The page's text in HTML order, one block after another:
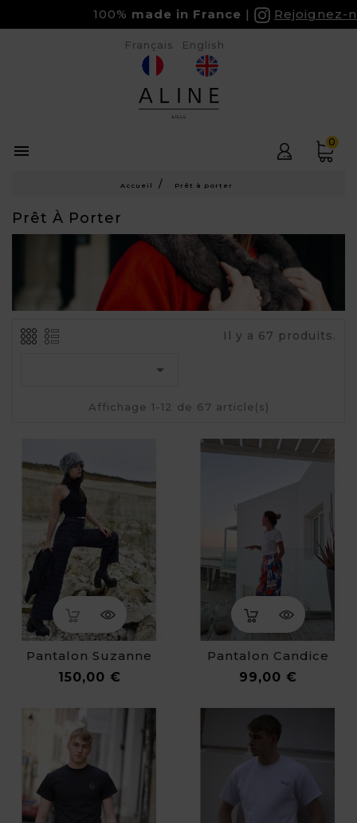
100%made in France Rejoignez-
 0
Français English
Accueil Prêt à porter
Prêt À Porter
Il y a 67 produits.

Affichage 1-12 de 67 article(s)
Pantalon Suzanne
150,00 €
Pantalon Candice
99,00 €